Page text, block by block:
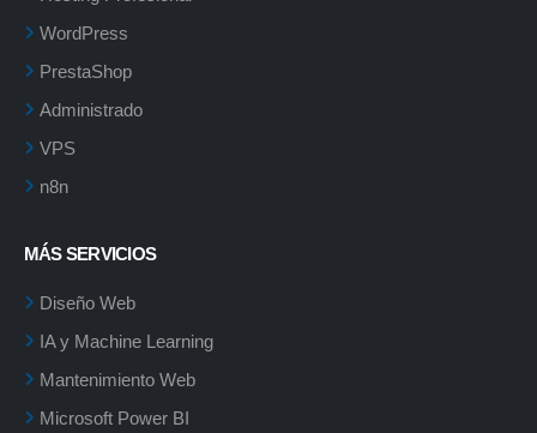
WordPress
PrestaShop
Administrado
VPS
n8n
MÁS SERVICIOS
Diseño Web
IA y Machine Learning
Mantenimiento Web
Microsoft Power BI